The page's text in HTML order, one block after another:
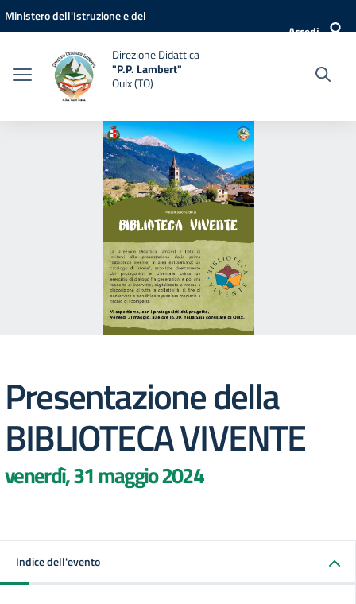
Vai ai contenuti
Vai al menu di navigazione
Vai al footer
Ministero dell'Istruzione e del
Accedi
Direzione Didattica
"P.P. Lambert"
Oulx (TO)
Presentazione della
BIBLIOTECA VIVENTE
venerdì, 31 maggio 2024
Indice dell'evento